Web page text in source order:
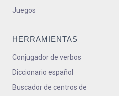
Juegos
HERRAMIENTAS
Conjugador de verbos
Diccionario español
Buscador de centros de